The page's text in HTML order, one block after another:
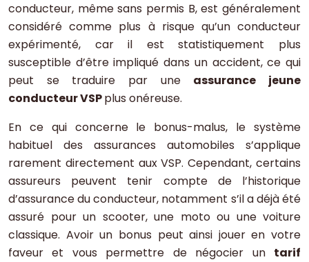
conducteur, même sans permis B, est généralement
considéré comme plus à risque qu’un conducteur
expérimenté, car il est statistiquement plus
susceptible d’être impliqué dans un accident, ce qui
peut se traduire par une assurance jeune
conducteur VSPplus onéreuse.
En ce qui concerne le bonus-malus, le système
habituel des assurances automobiles s’applique
rarement directement aux VSP. Cependant, certains
assureurs peuvent tenir compte de l’historique
d’assurance du conducteur, notamment s’il a déjà été
assuré pour un scooter, une moto ou une voiture
classique. Avoir un bonus peut ainsi jouer en votre
faveur et vous permettre de négocier un tarif